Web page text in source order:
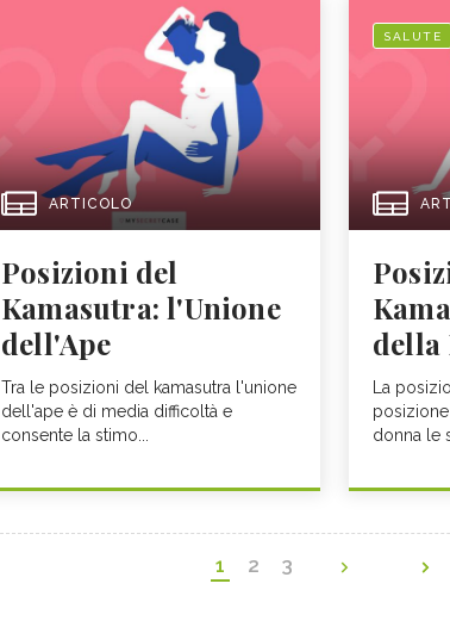
ARTICOLO
Posizioni del
Kamasutra: l'Unione
dell'Ape
Tra le posizioni del kamasutra l'unione
dell'ape è di media difficoltà e
consente la stimo...
SALUTE
della
La
donna le
1 2 3